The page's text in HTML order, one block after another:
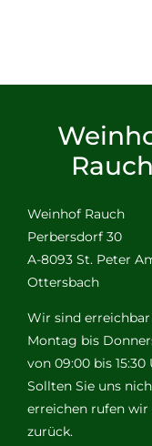
Rauch
Weinhof Rauch
Perbersdorf 30
A-8093 St. Peter
Ottersbach
Wir sind erreichbar
Montag bis
von 09:00 bis 15:30
Sollten Sie uns
erreichen rufen wir
zurück.